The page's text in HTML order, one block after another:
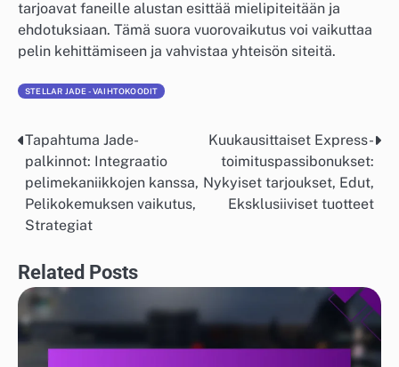
tarjoavat faneille alustan esittää mielipiteitään ja
ehdotuksiaan. Tämä suora vuorovaikutus voi vaikuttaa
pelin kehittämiseen ja vahvistaa yhteisön siteitä.
STELLAR JADE - VAIHTOKOODIT
Post
navigation
Tapahtuma Jade-
palkinnot: Integraatio
pelimekaniikkojen kanssa,
Pelikokemuksen vaikutus,
Strategiat
Kuukausittaiset Express-
toimituspassibonukset:
Nykyiset tarjoukset, Edut,
Eksklusiiviset tuotteet
Related Posts